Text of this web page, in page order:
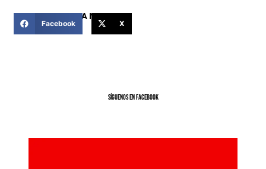
COMPARTIR ESTA NOTICIA
Facebook X
SíGUENOS EN FACEBOOK